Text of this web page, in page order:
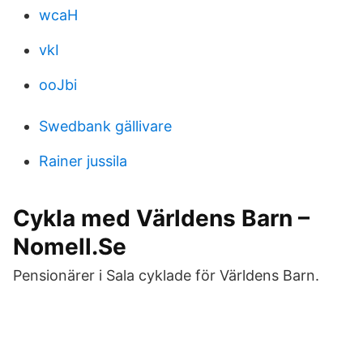
wcaH
vkI
ooJbi
Swedbank gällivare
Rainer jussila
Cykla med Världens Barn –
Nomell.Se
Pensionärer i Sala cyklade för Världens Barn.